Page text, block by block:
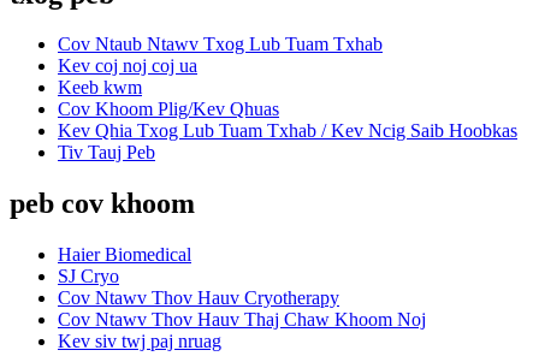
Cov Ntaub Ntawv Txog Lub Tuam Txhab
Kev coj noj coj ua
Keeb kwm
Cov Khoom Plig/Kev Qhuas
Kev Qhia Txog Lub Tuam Txhab / Kev Ncig Saib Hoobkas
Tiv Tauj Peb
peb cov khoom
Haier Biomedical
SJ Cryo
Cov Ntawv Thov Hauv Cryotherapy
Cov Ntawv Thov Hauv Thaj Chaw Khoom Noj
Kev siv twj paj nruag